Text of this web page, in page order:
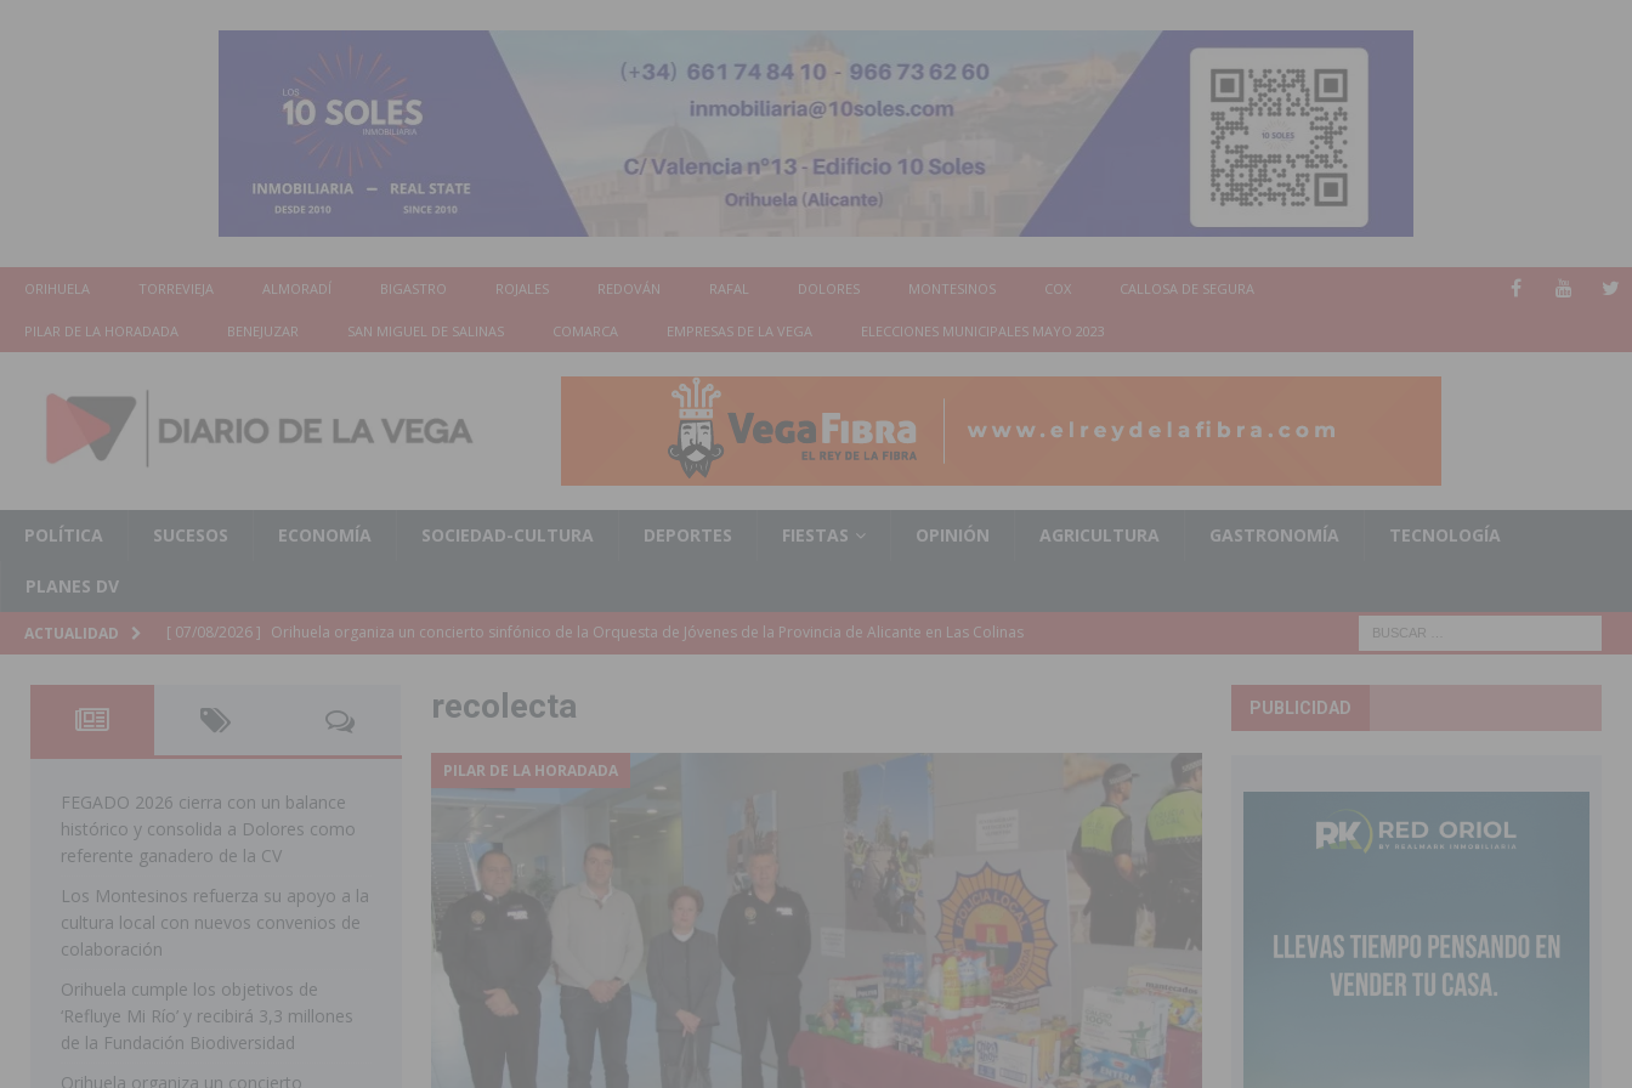
ORIHUELA TORREVIEJA ALMORADÍ BIGASTRO ROJALES REDOVÁN RAFAL DOLORES MONTESINOS COX CALLOSA DE SEGURA
PILAR DE LA HORADADA BENEJUZAR SAN MIGUEL DE SALINAS COMARCA EMPRESAS DE LA VEGA ELECCIONES MUNICIPALES MAYO 2023
POLÍTICA SUCESOS ECONOMÍA SOCIEDAD-CULTURA DEPORTES FIESTAS OPINIÓN AGRICULTURA GASTRONOMÍA TECNOLOGÍA
PLANES DV
ACTUALIDAD [ 07/08/2026 ] El Ayuntamiento de Almoradí mejora la accesibilidad de las aceras del entorno del CEIP Pascual Andreu
[ 07/08/2026 ]
Educación destina 1,2 millones adicionales al CEIP nº 2 de Catral dentro del Plan Edificant
[ 07/08/2026 ] La Policía Nacional desarticula un grupo criminal especializado en el robo de vehículos de alta gama mediante la
clonación de llaves electrónicas
[ 07/08/2026 ] Torrevieja impulsa el empleo con la contratación de 55 personas desempleadas a través de seis programas
[ 07/08/2026 ] Raiguero de Bonanza alerta del riesgo de incendios e inundaciones por el estado de sus barrancos
[ 07/08/2026 ]
La Generalitat impulsa el desdoblamiento de la CV-95, clave para Torrevieja
TORREVIEJA
[ 07/08/2026 ] Benferri ya se prepara para dar comienzo a sus Fiestas 2026
recolecta
PILAR DE LA HORADADA
FEGADO 2026 cierra con un balance
histórico y consolida a Dolores como
referente ganadero de la CV
Los Montesinos refuerza su apoyo a la
cultura local con nuevos convenios de
colaboración
Orihuela cumple los objetivos de
‘Refluye Mi Río’ y recibirá 3,3 millones
de la Fundación Biodiversidad
Orihuela organiza un concierto
PUBLICIDAD